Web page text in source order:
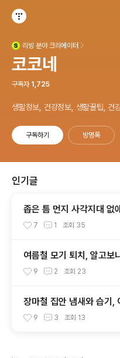
리빙 분야 크리에이터
코코네
구독자 1,725
생활정보, 건강정보, 생활꿀팁, 건
구독하기 방명록
인기글
좁은 틈 먼지 사각지대 없
있다고?!
7 1 조회 35
여름철 모기 퇴치, 알고보
이거?!
9 2 조회 23
장마철 집안 냄새와 습기,
달라집니다!
9 3 조회 13